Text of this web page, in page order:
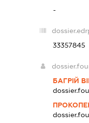
-
33357845
БАГРІЙ